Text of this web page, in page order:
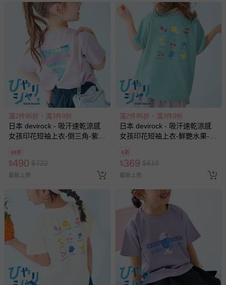
滿2件95折，滿3件9折
日本 devirock - 吸汗速乾涼感
女孩印花短袖上衣-倒三角-紫丁
68折
$490 $722
最新上架
滿2件95折，滿3件9折
日本 devirock - 吸汗速乾涼感
女孩印花短袖上衣-鮮艷水果-青
6折
$369 $610
最新上架